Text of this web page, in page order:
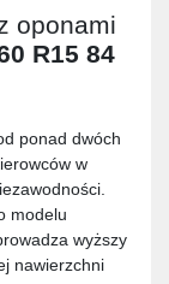
oponami
R15 84
ponad dwóch
w
modelu
wyższy
nawierzchni